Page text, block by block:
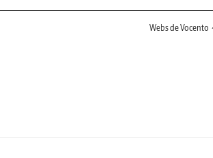
Webs de Vocento